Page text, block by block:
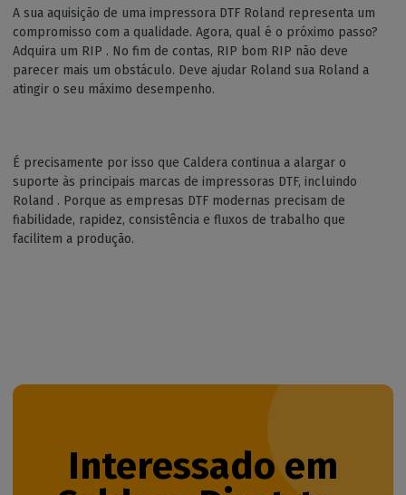
A sua aquisição de uma impressora DTF Roland representa um
compromisso com a qualidade. Agora, qual é o próximo passo?
Adquira um RIP . No fim de contas, RIP bom RIP não deve
parecer mais um obstáculo. Deve ajudar Roland sua Roland a
atingir o seu máximo desempenho.
É precisamente por isso que Caldera continua a alargar o
suporte às principais marcas de impressoras DTF, incluindo
Roland . Porque as empresas DTF modernas precisam de
fiabilidade, rapidez, consistência e fluxos de trabalho que
facilitem a produção.
Interessado em